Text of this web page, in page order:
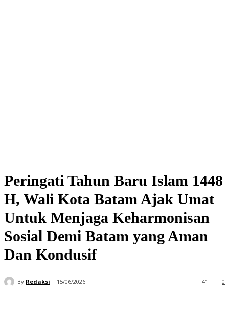
Peringati Tahun Baru Islam 1448
H, Wali Kota Batam Ajak Umat
Untuk Menjaga Keharmonisan
Sosial Demi Batam yang Aman
Dan Kondusif
By Redaksi 15/06/2026 0
41